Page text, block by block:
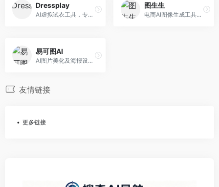
Dressplay
AI虚拟试衣工具，专注于服装电商体验。面向服装电商，提供虚拟试穿、尺码推荐、穿搭建议等服务，试衣体验真实。
图生生
电商AI图像生成工具，专注于商品图创作。面向电商卖家，提供商品图生成、背景替换、批量处理等服务，商品图质量高。
易可图AI
AI图片美化及海报设计平台，专注于电商视觉设计。面向电商卖家，提供图片美化、海报设计、营销素材等服务，设计效率高。
友情链接
更多链接